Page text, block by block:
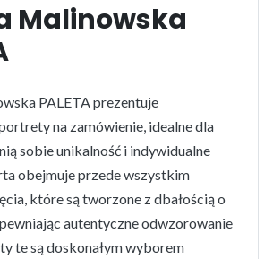
Malinowska
PALETA prezentuje
na zamówienie, idealne dla
sobie unikalność i indywidualne
obejmuje przede wszystkim
które są tworzone z dbałością o
autentyczne odwzorowanie
te są doskonałym wyborem